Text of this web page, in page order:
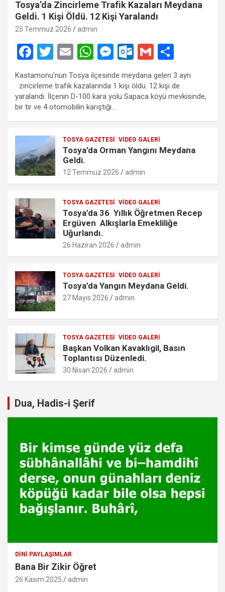
Tosya’da Zincirleme Trafik Kazaları Meydana
Geldi. 1 Kişi Öldü. 12 Kişi Yaralandı
25 Temmuz 2026 admin
F
ce
b
o
o
k
T
wi
tt
er
E
ail
W
at
s
A
p
M
es
se
n
g
er
O
ut
lo
o
o
G
m
ail
h
ar
e
Kastamonu’nun Tosya ilçesinde meydana gelen 3 ayrı
zincirleme trafik kazalarında 1 kişi öldü. 12 kişi de
yaralandı. İlçenin D-100 kara yolu Sapaca köyü mevkisinde,
bir tır ve 4 otomobilin karıştığı…
TOSYA GAZETESI VIDEO GALERI
Tosya’da Orman Yangını Meydana
Geldi.
12 Temmuz 2026 admin
TOSYA GAZETESI VIDEO GALERI
Tosya’da 36 Yıllık Öğretmen Recep
Ergüven Alkışlarla Emekliliğe
Uğurlandı.
26 Haziran 2026 admin
TOSYA GAZETESI VIDEO GALERI
Tosya’da Yangın Meydana Geldi.
27 Mayıs 2026 admin
TOSYA GAZETESI VIDEO GALERI
Başkan Volkan Kavaklıgil, Basın
Toplantısı Düzenledi.
30 Nisan 2026 admin
Dua, Hadis-i Şerif
DINI PAYLAŞIMLAR
Bana Bir Zikir Öğret
26 Kasım 2025 admin